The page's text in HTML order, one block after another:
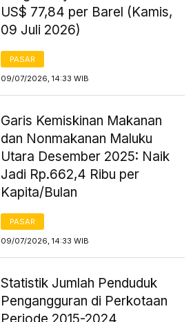
US$ 77,84 per Barel (Kamis,
09 Juli 2026)
PASAR
09/07/2026, 14:33 WIB
Garis Kemiskinan Makanan
dan Nonmakanan Maluku
Utara Desember 2025: Naik
Jadi Rp.662,4 Ribu per
Kapita/Bulan
PASAR
09/07/2026, 14:33 WIB
Statistik Jumlah Penduduk
Pengangguran di Perkotaan